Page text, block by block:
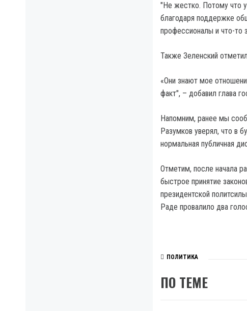
"Не жестко. Потому что
благодаря поддержке
профессионалы и что-то
Также Зеленский
«Они знают мое
факт", – добавил глава
Напомним, ранее мы
Разумков уверял, что в
нормальная публичная
Отметим, после начала
быстрое принятие
президентской
Раде провалило два
ПОЛИТИКА
ПО ТЕМЕ